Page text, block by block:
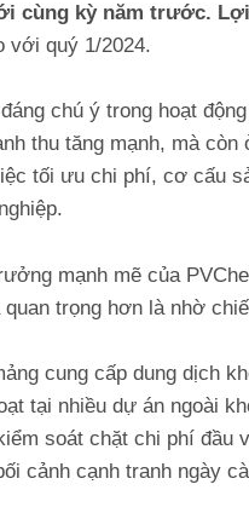
cùng kỳ năm trước.
với quý 1/2024.
chú ý trong hoạt
thu tăng mạnh, mà
tối ưu chi phí, cơ cấu
mạnh mẽ của
trọng hơn là nhờ
cung cấp dung dịch
tại nhiều dự án ngoài
soát chặt chi phí đầu
cảnh cạnh tranh ngày